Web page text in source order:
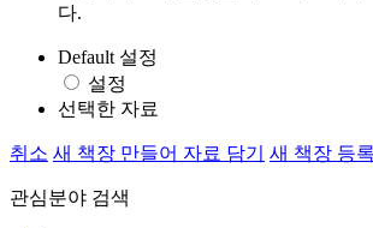
다.
Default 설정
설정
선택한 자료
취소 새 책장 만들어 자료 담기 새 책장 등록
관심분야 검색